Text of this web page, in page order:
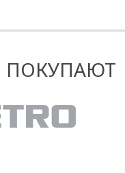
ПОКУПАЮТ